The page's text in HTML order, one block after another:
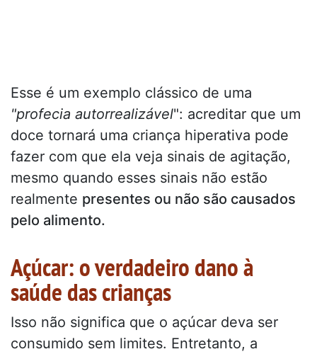
Esse é um exemplo clássico de uma
"profecia autorrealizável": acreditar que um
doce tornará uma criança hiperativa pode
fazer com que ela veja sinais de agitação,
mesmo quando esses sinais não estão
realmente presentes ou não são causados
pelo alimento.
Açúcar: o verdadeiro dano à
saúde das crianças
Isso não significa que o açúcar deva ser
consumido sem limites. Entretanto, a